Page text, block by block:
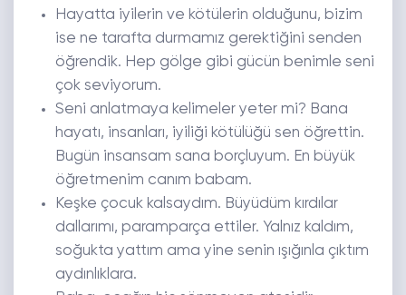
Hayatta iyilerin ve kötülerin olduğunu, bizim
ise ne tarafta durmamız gerektiğini senden
öğrendik. Hep gölge gibi gücün benimle seni
çok seviyorum.
Seni anlatmaya kelimeler yeter mi? Bana
hayatı, insanları, iyiliği kötülüğü sen öğrettin.
Bugün insansam sana borçluyum. En büyük
öğretmenim canım babam.
Keşke çocuk kalsaydım. Büyüdüm kırdılar
dallarımı, paramparça ettiler. Yalnız kaldım,
soğukta yattım ama yine senin ışığınla çıktım
aydınlıklara.